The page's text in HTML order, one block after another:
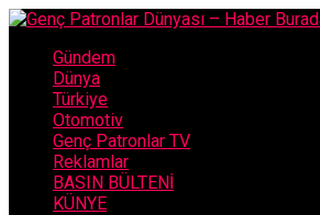
Gündem
Dünya
Türkiye
Otomotiv
Genç Patronlar TV
Reklamlar
BASIN BÜLTENİ
KÜNYE